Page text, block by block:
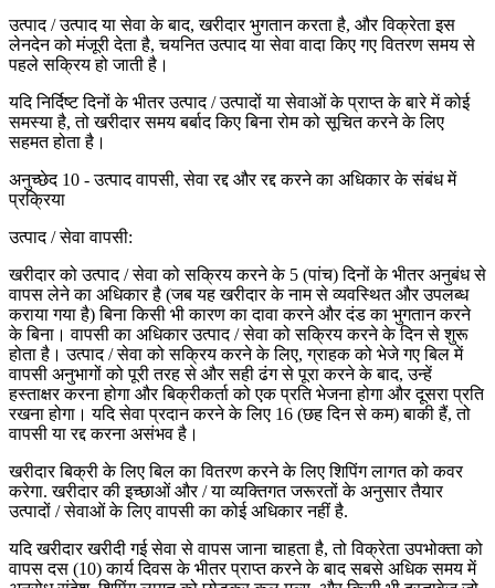
उत्पाद / उत्पाद या सेवा के बाद, खरीदार भुगतान करता है, और विक्रेता इस
लेनदेन को मंजूरी देता है, चयनित उत्पाद या सेवा वादा किए गए वितरण समय से
पहले सक्रिय हो जाती है।
यदि निर्दिष्ट दिनों के भीतर उत्पाद / उत्पादों या सेवाओं के प्राप्त के बारे में कोई
समस्या है, तो खरीदार समय बर्बाद किए बिना रोम को सूचित करने के लिए
सहमत होता है।
अनुच्छेद 10 - उत्पाद वापसी, सेवा रद्द और रद्द करने का अधिकार के संबंध में
प्रक्रिया
उत्पाद / सेवा वापसी:
खरीदार को उत्पाद / सेवा को सक्रिय करने के 5 (पांच) दिनों के भीतर अनुबंध से
वापस लेने का अधिकार है (जब यह खरीदार के नाम से व्यवस्थित और उपलब्ध
कराया गया है) बिना किसी भी कारण का दावा करने और दंड का भुगतान करने
के बिना। वापसी का अधिकार उत्पाद / सेवा को सक्रिय करने के दिन से शुरू
होता है। उत्पाद / सेवा को सक्रिय करने के लिए, ग्राहक को भेजे गए बिल में
वापसी अनुभागों को पूरी तरह से और सही ढंग से पूरा करने के बाद, उन्हें
हस्ताक्षर करना होगा और बिक्रीकर्ता को एक प्रति भेजना होगा और दूसरा प्रति
रखना होगा। यदि सेवा प्रदान करने के लिए 16 (छह दिन से कम) बाकी हैं, तो
वापसी या रद्द करना असंभव है।
खरीदार बिक्री के लिए बिल का वितरण करने के लिए शिपिंग लागत को कवर
करेगा. खरीदार की इच्छाओं और / या व्यक्तिगत जरूरतों के अनुसार तैयार
उत्पादों / सेवाओं के लिए वापसी का कोई अधिकार नहीं है.
यदि खरीदार खरीदी गई सेवा से वापस जाना चाहता है, तो विक्रेता उपभोक्ता को
वापस दस (10) कार्य दिवस के भीतर प्राप्त करने के बाद सबसे अधिक समय में